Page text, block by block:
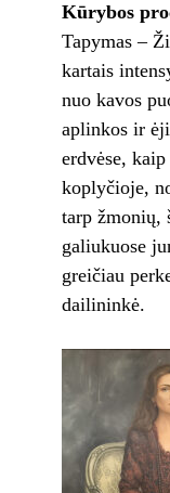
Kūrybos
Tapymas –
kartais
nuo kavos
aplinkos ir
erdvėse,
koplyčioje,
tarp žmonių,
galiukuose
greičiau
dailininkė.